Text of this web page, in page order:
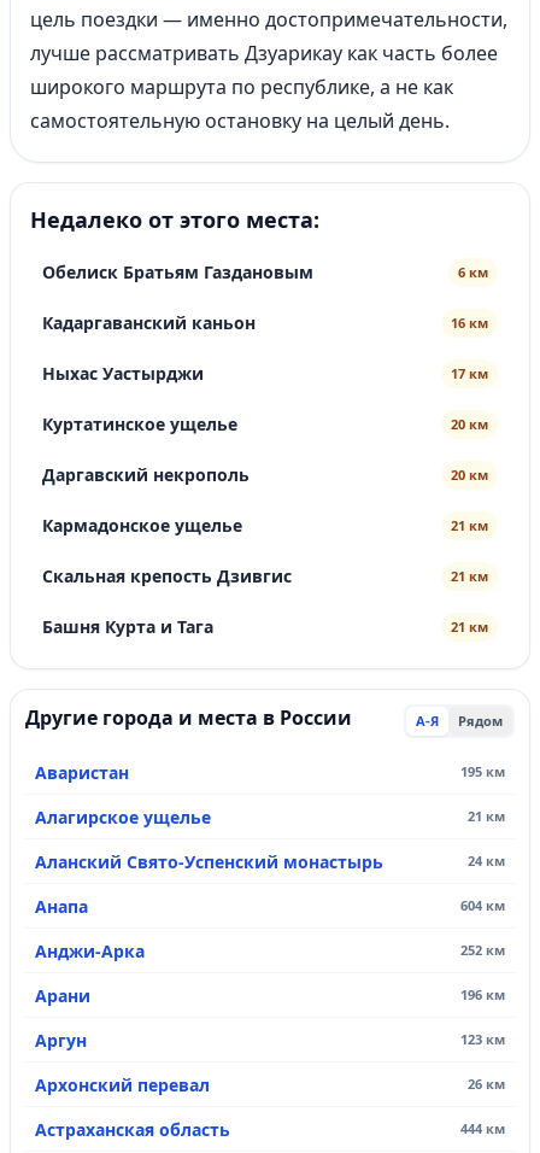
цель поездки — именно достопримечательности,
лучше рассматривать Дзуарикау как часть более
широкого маршрута по республике, а не как
самостоятельную остановку на целый день.
Недалеко от этого места:
Обелиск Братьям Газдановым 6 км
Кадаргаванский каньон 16 км
Ныхас Уастырджи 17 км
Куртатинское ущелье 20 км
Даргавский некрополь 20 км
Кармадонское ущелье 21 км
Скальная крепость Дзивгис 21 км
Башня Курта и Тага 21 км
Другие города и места в России А-Я Рядом
Аваристан 195 км
Алагирское ущелье 21 км
Аланский Свято-Успенский монастырь 24 км
Анапа 604 км
Анджи-Арка 252 км
Арани 196 км
Аргун 123 км
Архонский перевал 26 км
Астраханская область 444 км